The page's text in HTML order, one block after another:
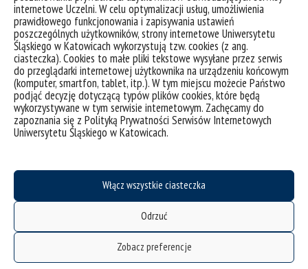
internetowe Uczelni. W celu optymalizacji usług, umożliwienia
prawidłowego funkcjonowania i zapisywania ustawień
poszczególnych użytkowników, strony internetowe Uniwersytetu
Śląskiego w Katowicach wykorzystują tzw. cookies (z ang.
ciasteczka). Cookies to małe pliki tekstowe wysyłane przez serwis
do przeglądarki internetowej użytkownika na urządzeniu końcowym
(komputer, smartfon, tablet, itp.). W tym miejscu możecie Państwo
podjąć decyzję dotyczącą typów plików cookies, które będą
wykorzystywane w tym serwisie internetowym. Zachęcamy do
zapoznania się z Polityką Prywatności Serwisów Internetowych
Uniwersytetu Śląskiego w Katowicach.
Włącz wszystkie ciasteczka
Odrzuć
Zobacz preferencje
8. Śląski Festiwal Nauki Katowice
kategorie:aktualności śląski festiwal nauki
wydarzenia
tagi :miasto nauki nauka popularyzacja nauki śląski festiwal nauki
warsztaty
wydarzenia
wykłady